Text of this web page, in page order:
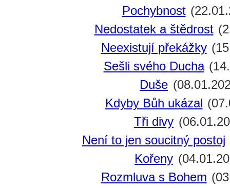
Pochybnost
Nedostatek a štědrost
Neexistují překážky
Sešli svého Ducha
Duše
Kdyby Bůh ukázal
Tři divy
Není to jen soucitný postoj
Kořeny
Rozmluva s Bohem